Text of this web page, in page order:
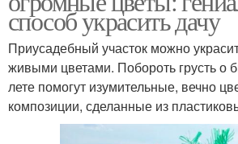
способ украсить дачу
Приусадебный участок можно
живыми цветами. Побороть грусть о
лете помогут изумительные, вечно
композиции, сделанные из